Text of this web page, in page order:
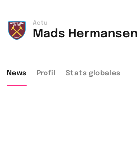
Actu
Mads Hermansen
News Profil Stats globales